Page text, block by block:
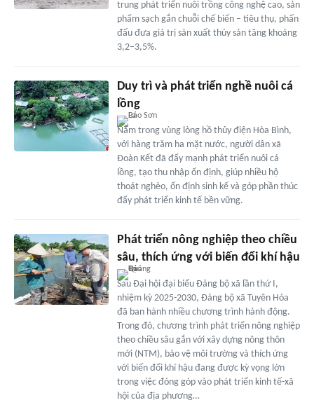
trung phát triển nuôi trồng công nghệ cao, sản
phẩm sạch gắn chuỗi chế biến – tiêu thụ, phấn
đấu đưa giá trị sản xuất thủy sản tăng khoảng
3,2–3,5%.
Duy trì và phát triển nghề nuôi cá
lồng
Nằm trong vùng lòng hồ thủy điện Hòa Bình,
với hàng trăm ha mặt nước, người dân xã
Đoàn Kết đã đẩy mạnh phát triển nuôi cá
lồng, tạo thu nhập ổn định, giúp nhiều hộ
thoát nghèo, ổn định sinh kế và góp phần thúc
đẩy phát triển kinh tế bền vững.
Phát triển nông nghiệp theo chiều
sâu, thích ứng với biến đổi khí hậu
Sau Đại hội đại biểu Đảng bộ xã lần thứ I,
nhiệm kỳ 2025-2030, Đảng bộ xã Tuyên Hóa
đã ban hành nhiều chương trình hành động.
Trong đó, chương trình phát triển nông nghiệp
theo chiều sâu gắn với xây dựng nông thôn
mới (NTM), bảo vệ môi trường và thích ứng
với biến đổi khí hậu đang được kỳ vọng lớn
trong việc đóng góp vào phát triển kinh tế-xã
hội của địa phương…